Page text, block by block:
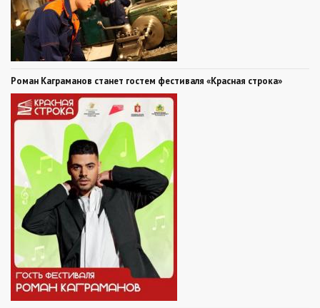
Роман Каграманов станет гостем фестиваля «Красная строка»